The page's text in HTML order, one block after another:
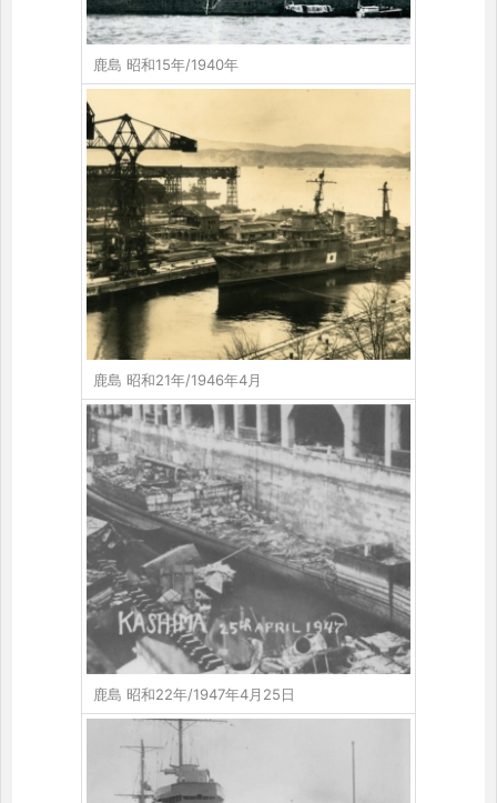
鹿島 昭和15年/1940年
鹿島 昭和21年/1946年4月
鹿島 昭和22年/1947年4月25日